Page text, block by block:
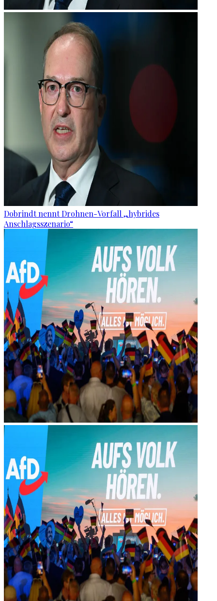
Dobrindt nennt Drohnen-Vorfall „hybrides
Anschlagsszenario“